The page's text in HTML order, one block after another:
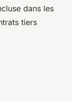
dans les
tiers